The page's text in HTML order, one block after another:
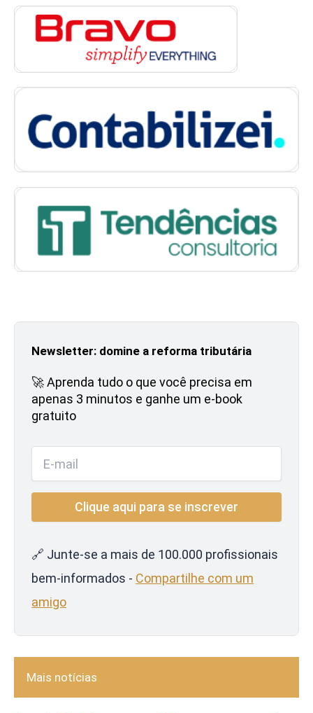
Newsletter: domine a reforma tributária
🚀 Aprenda tudo o que você precisa em
apenas 3 minutos e ganhe um e-book
gratuito
🔗 Junte-se a mais de 100.000 profissionais
bem-informados - Compartilhe com um
amigo
Mais notícias